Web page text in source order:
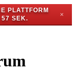
PLATTFORM
SEK.
✕